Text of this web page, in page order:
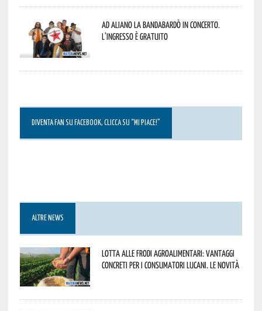
Ad Aliano la Bandabardò in concerto.
L’ingresso è gratuito
DIVENTA FAN SU FACEBOOK, CLICCA SU “MI PIACE!”
ALTRE NEWS
Lotta alle frodi agroalimentari: vantaggi
concreti per i consumatori lucani. Le novità